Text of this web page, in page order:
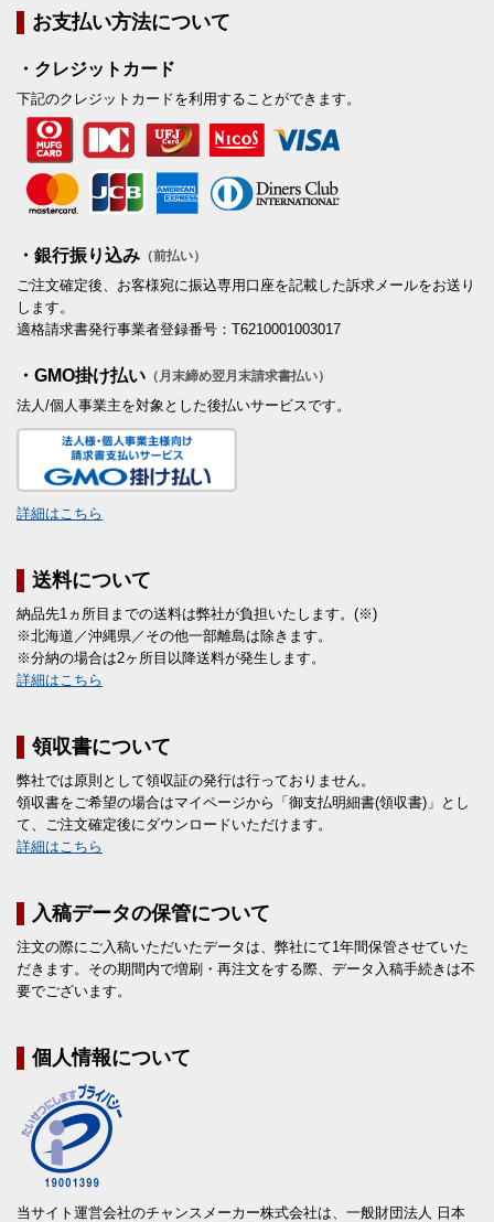
お支払い方法について
・クレジットカード
下記のクレジットカードを利用することができます。
・銀行振り込み （前払い）
ご注文確定後、お客様宛に振込専用口座を記載した訴求メールをお送り
します。
適格請求書発行事業者登録番号：T6210001003017
・GMO掛け払い （月末締め翌月末請求書払い）
法人/個人事業主を対象とした後払いサービスです。
詳細はこちら
送料について
納品先1ヵ所目までの送料は弊社が負担いたします。(※)
※北海道／沖縄県／その他一部離島は除きます。
※分納の場合は2ヶ所目以降送料が発生します。
詳細はこちら
領収書について
弊社では原則として領収証の発行は行っておりません。
領収書をご希望の場合はマイページから「御支払明細書(領収書)」とし
て、ご注文確定後にダウンロードいただけます。
詳細はこちら
入稿データの保管について
注文の際にご入稿いただいたデータは、弊社にて1年間保管させていた
だきます。その期間内で増刷・再注文をする際、データ入稿手続きは不
要でございます。
個人情報について
当サイト運営会社のチャンスメーカー株式会社は、一般財団法人 日本